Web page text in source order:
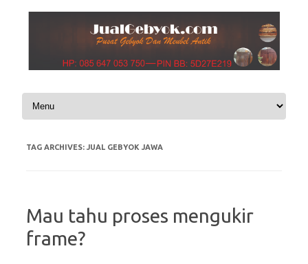
Skip to content
TAG ARCHIVES: JUAL GEBYOK JAWA
Mau tahu proses mengukir
frame?